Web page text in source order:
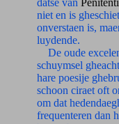
datse van
niet en is
onverstaen is,
luydende.
De oude
schuymsel
hare poesije
schoon ciraet oft
om dat
frequenteren dan